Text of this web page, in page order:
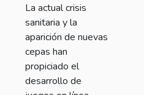
La actual crisis
sanitaria y la
aparición de nuevas
cepas han
propiciado el
desarrollo de